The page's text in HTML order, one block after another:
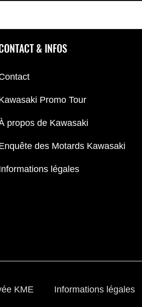
& INFOS
Promo Tour
propos de Kawasaki
des Motards Kawasaki
légales
KME Informations légales